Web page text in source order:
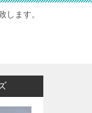
します。